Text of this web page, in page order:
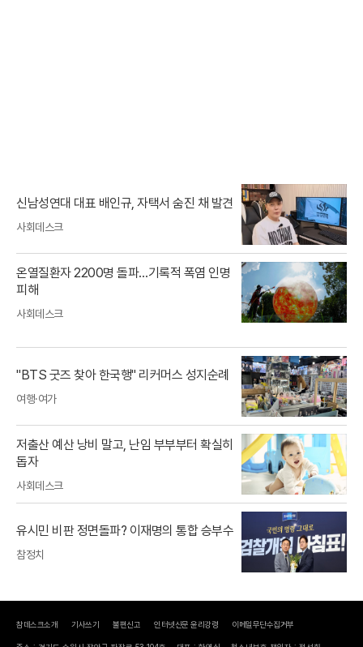
신남성연대 대표 배인규, 자택서 숨진 채 발견
사회데스크
온열질환자 2200명 돌파…기록적 폭염 인명
피해
사회데스크
"BTS 굿즈 찾아 한국행" 리커머스 성지순례
여행·여가
저출산 예산 낭비 말고, 난임 부부부터 확실히
돕자
사회데스크
유시민 비판 정면돌파? 이재명의 통합 승부수
참정치
참데스크소개 기사쓰기 불편신고 인터넷신문 윤리강령 이메일무단수집거부